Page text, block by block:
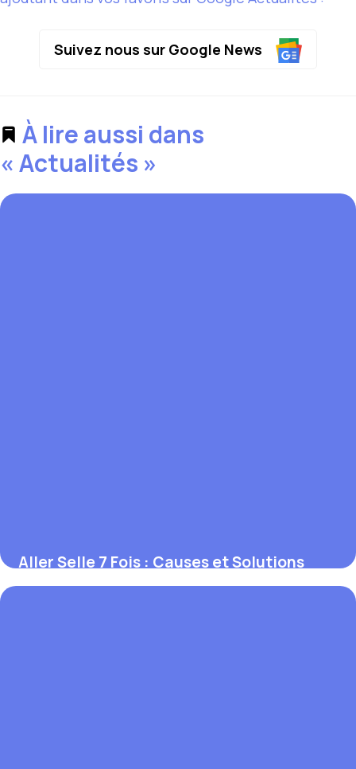
Suivez nous sur Google News
À lire aussi dans
« Actualités »
Aller Selle 7 Fois : Causes et Solutions
2026